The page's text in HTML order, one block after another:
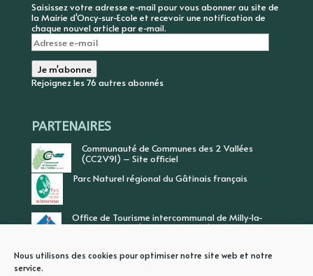
Nous utilisons des cookies pour optimiser notre site web et notre
service.
Saisissez votre adresse e-mail pour vous abonner au site de
la Mairie d'Oncy-sur-Ecole et recevoir une notification de
chaque nouvel article par e-mail.
Adresse
e-
mail
Je m'abonne
Rejoignez les 76 autres abonnés
PARTENAIRES
Communauté de Communes des 2 Vallées
(CC2V91) – Site officiel
Parc Naturel régional du Gâtinais français
Office de Tourisme intercommunal de Milly-la-
Forêt, Vallée de l’Ecole, Vallée de l’Essonne